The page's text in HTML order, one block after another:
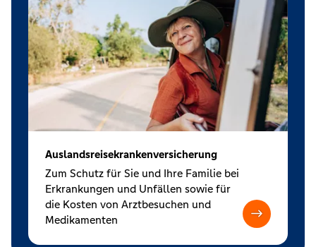
Auslandsreisekrankenversicherung
Zum Schutz für Sie und Ihre Familie bei
Erkrankungen und Unfällen sowie für
die Kosten von Arztbesuchen und
Medikamenten